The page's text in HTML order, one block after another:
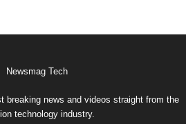
breaking news and videos straight from the
technology industry.